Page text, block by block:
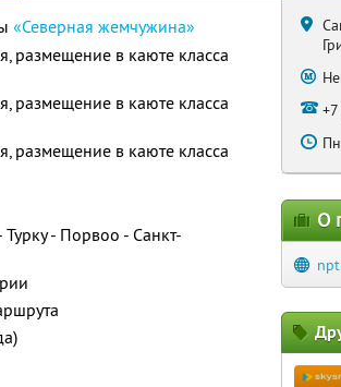
«Северная жемчужина»
размещение в каюте класса
размещение в каюте класса
размещение в каюте класса
- Порвоо - Санкт-
О